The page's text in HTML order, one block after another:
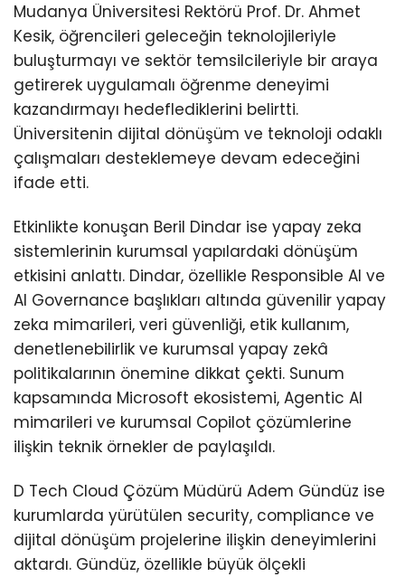
Mudanya Üniversitesi Rektörü Prof. Dr. Ahmet
Kesik, öğrencileri geleceğin teknolojileriyle
buluşturmayı ve sektör temsilcileriyle bir araya
getirerek uygulamalı öğrenme deneyimi
kazandırmayı hedeflediklerini belirtti.
Üniversitenin dijital dönüşüm ve teknoloji odaklı
çalışmaları desteklemeye devam edeceğini
ifade etti.
Etkinlikte konuşan Beril Dindar ise yapay zeka
sistemlerinin kurumsal yapılardaki dönüşüm
etkisini anlattı. Dindar, özellikle Responsible AI ve
AI Governance başlıkları altında güvenilir yapay
zeka mimarileri, veri güvenliği, etik kullanım,
denetlenebilirlik ve kurumsal yapay zekâ
politikalarının önemine dikkat çekti. Sunum
kapsamında Microsoft ekosistemi, Agentic AI
mimarileri ve kurumsal Copilot çözümlerine
ilişkin teknik örnekler de paylaşıldı.
D Tech Cloud Çözüm Müdürü Adem Gündüz ise
kurumlarda yürütülen security, compliance ve
dijital dönüşüm projelerine ilişkin deneyimlerini
aktardı. Gündüz, özellikle büyük ölçekli